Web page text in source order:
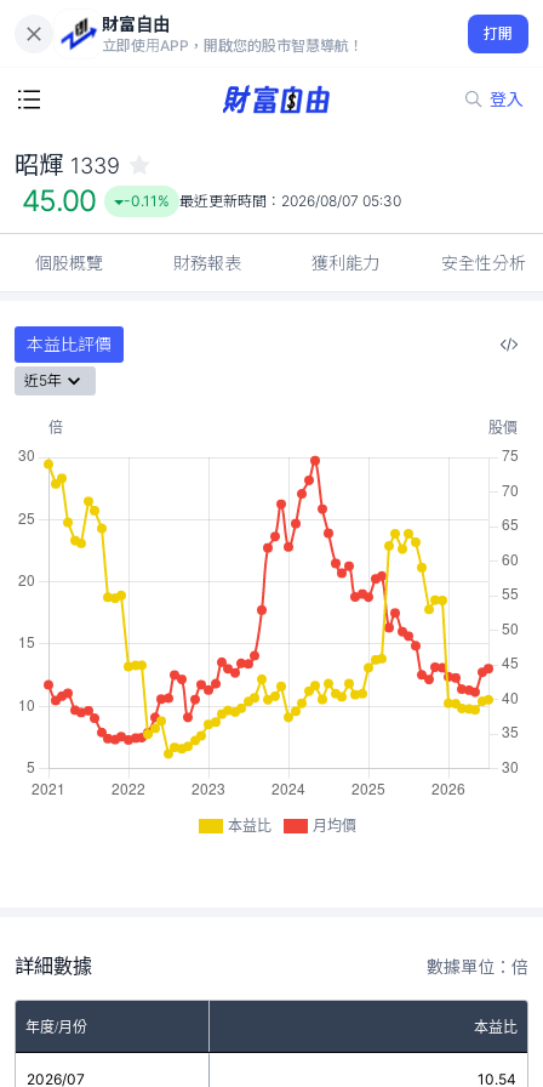
財富自由
立即使用APP，開啟您的股市智慧導航！
打開
登入
45.00
-0.11%
昭輝 1339
45.00 -0.11% 最近更新時間： 2026/08/07 05:30
個股概覽 財務報表 獲利能力 安全性分析
本益比評價
近5年
本益比 月均價
詳細數據 數據單位：倍
年度/月份 本益比
2026/07 10.54